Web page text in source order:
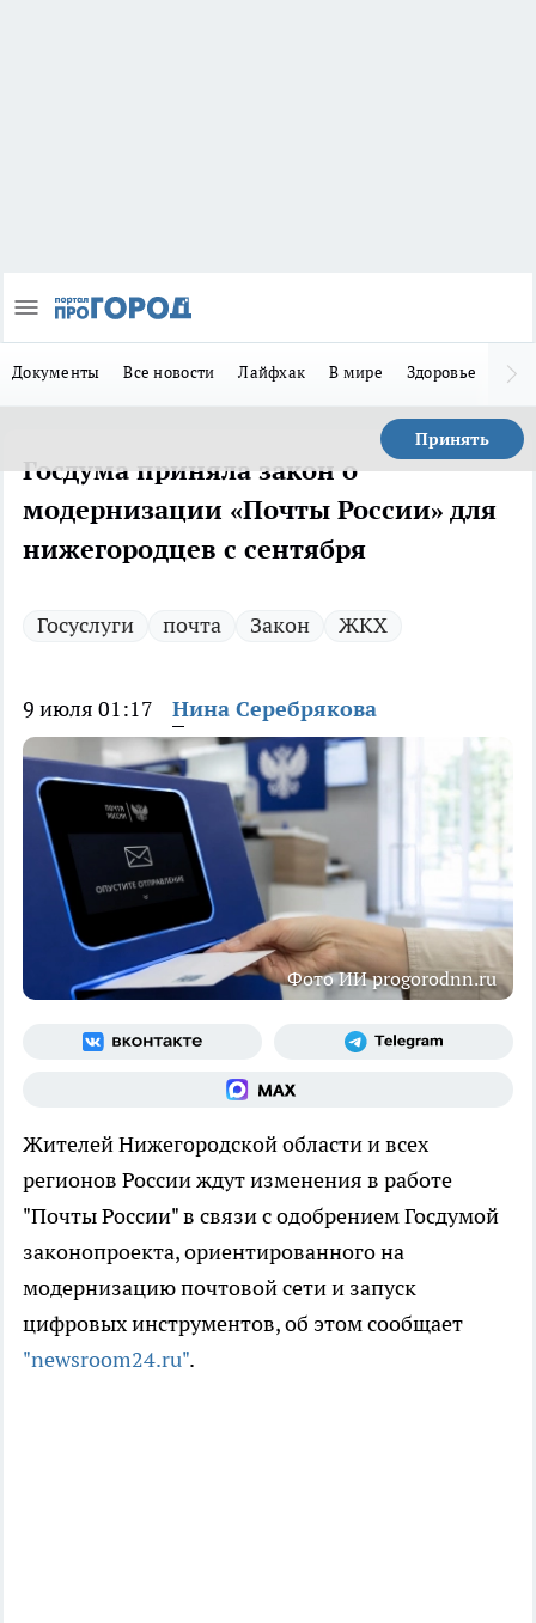
Документы Все новости Лайфхак В мире Здоровье
Принять
Госдума приняла закон о
модернизации «Почты России» для
нижегородцев с сентября
Госуслуги почта Закон ЖКХ
9 июля 01:17 Нина Серебрякова
Фото ИИ progorodnn.ru
Жителей Нижегородской области и всех
регионов России ждут изменения в работе
"Почты России" в связи с одобрением Госдумой
законопроекта, ориентированного на
модернизацию почтовой сети и запуск
цифровых инструментов, об этом сообщает
"newsroom24.ru".